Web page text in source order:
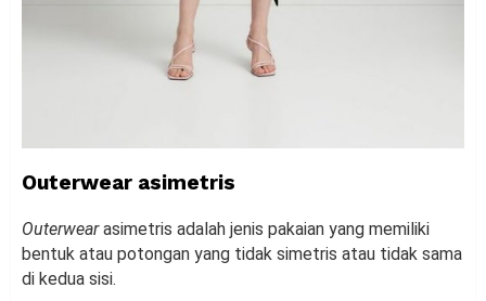
Outerwear asimetris
Outerwearasimetris adalah jenis pakaian yang memiliki
bentuk atau potongan yang tidak simetris atau tidak sama
di kedua sisi.